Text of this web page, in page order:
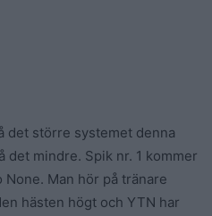
det större systemet denna
det mindre. Spik nr. 1 kommer
Man hör på tränare
hästen högt och YTN har